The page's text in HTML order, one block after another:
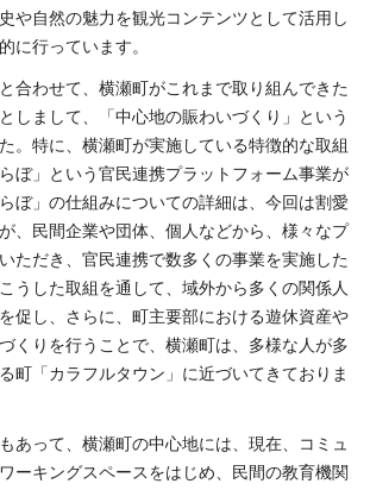
や自然の魅力を観光コンテンツとして活用し
に行っています。
合わせて、横瀬町がこれまで取り組んできた
しまして、「中心地の賑わいづくり」という
。特に、横瀬町が実施している特徴的な取組
ぼ」という官民連携プラットフォーム事業が
ぼ」の仕組みについての詳細は、今回は割愛
、民間企業や団体、個人などから、様々なプ
ただき、官民連携で数多くの事業を実施した
うした取組を通して、域外から多くの関係人
促し、さらに、町主要部における遊休資産や
くりを行うことで、横瀬町は、多様な人が多
町「カラフルタウン」に近づいてきておりま
あって、横瀬町の中心地には、現在、コミュ
ーキングスペースをはじめ、民間の教育機関